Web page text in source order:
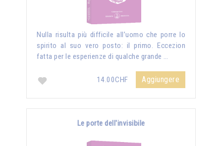
Nulla risulta più difficile all’uomo che porre lo
spirito al suo vero posto: il primo. Eccezion
fatta per le esperienze di qualche grande …
14.00CHF Aggiungere
Le porte dell'invisibile